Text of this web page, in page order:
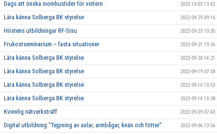
Dags att önska inomhustider för vintern 2022-10-03 13:42
Lära känna Solberga BK styrelse 2022-09-29 09:16
Höstens utbildningar RF-Sisu 2022-09-23 10:35
Frukostseminarium – fasta situationer 2022-09-21 19:36
Lära känna Solberga BK styrelse 2022-09-20 14:21
Lära känna Solberga BK styrelse 2022-09-19 07:58
Lära känna Solberga BK styrelse 2022-09-16 10:53
Lära känna Solberga BK styrelse 2022-09-14 10:38
Kvinnlig nätverksträff 2022-09-09 07:43
Digital utbildning "Tejpning av axlar, armbågar, knän och fötter" 2022-09-06 13:56